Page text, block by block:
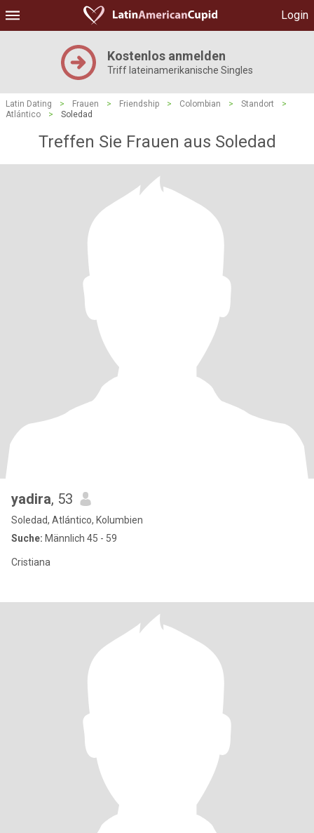
Login
Kostenlos anmelden
Triff lateinamerikanische Singles
Latin Dating > Frauen > Friendship > Colombian > Standort
>
Atlántico
> Soledad
Treffen Sie Frauen aus Soledad
yadira, 53
Soledad, Atlántico, Kolumbien
Suche: Männlich 45 - 59
Cristiana